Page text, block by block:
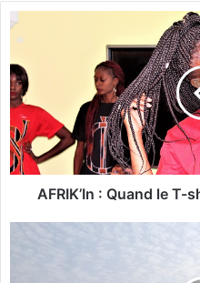
te
A
I
K
’
I
n
AFRIK’In : Quand le